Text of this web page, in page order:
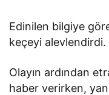
Edinilen bilgiye
keçeyi alevlendirdi.
Olayın ardından
haber verirken,